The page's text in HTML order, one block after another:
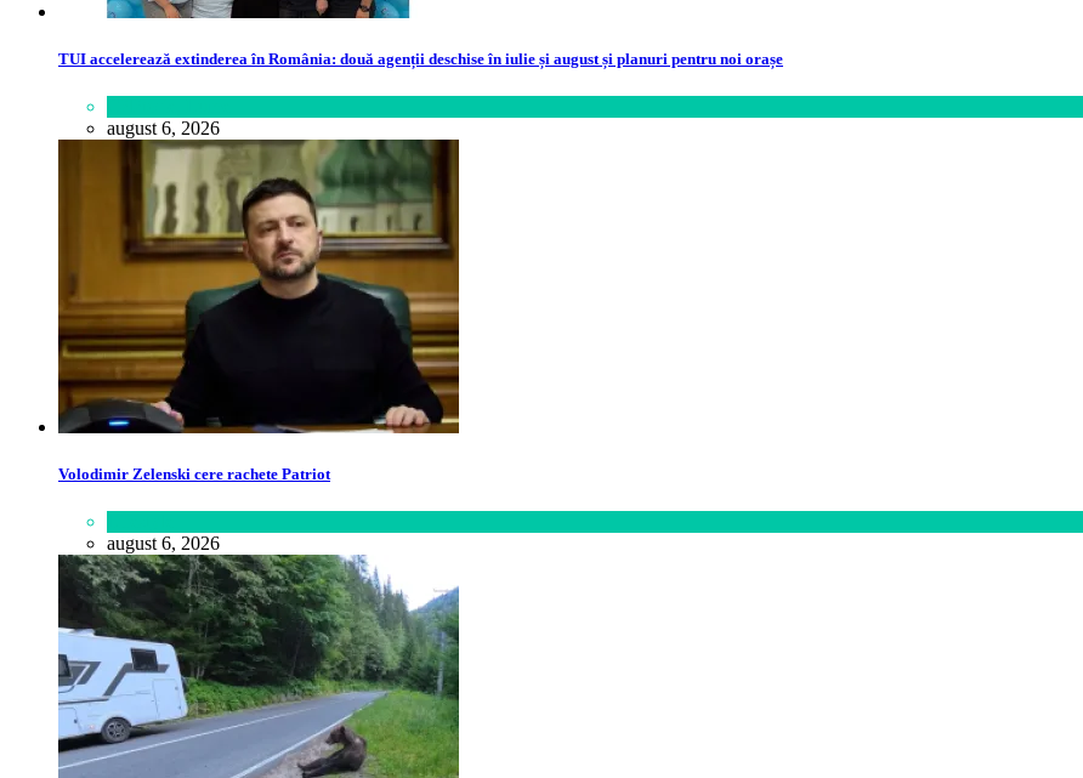
TUI accelerează extinderea în România: două agenții deschise în iulie și august și planuri pentru noi orașe
august 6, 2026
Volodimir Zelenski cere rachete Patriot
august 6, 2026